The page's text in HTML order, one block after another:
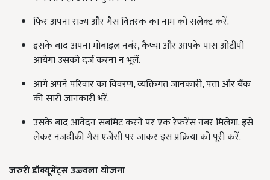
फिर अपना राज्य और गैस वितरक का नाम को सलेक्ट करें.
इसके बाद अपना मोबाइल नबंर, कैप्चा और आपके पास ओटीपी
आयेगा उसको दर्ज करना न भूलें.
आगे अपने परिवार का विवरण, व्यक्तिगत जानकारी, पता और बैंक
की सारी जानकारी भरें.
उसके बाद आवेदन सबमिट करने पर एक रेफरेंस नंबर मिलेगा. इसे
लेकर नज़दीकी गैस एजेंसी पर जाकर इस प्रक्रिया को पूरी करें.
जरुरी डॉक्यूमेंट्स उज्ज्वला योजना